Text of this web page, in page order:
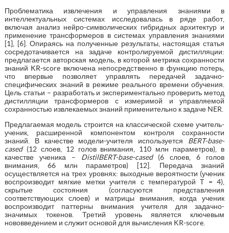
Проблематика извлечения и управления знаниями в
интеллектуальных системах исследовалась в ряде работ,
включая анализ нейро-символических гибридных архитектур и
применение трансформеров в системах управления знаниями
[1], [6]. Опираясь на полученные результаты, настоящая статья
сосредотачивается на задаче контролируемой дистилляции:
предлагается авторская модель, в которой метрика сохранности
знаний KR-score включена непосредственно в функцию потерь,
что впервые позволяет управлять передачей задачно-
специфических знаний в режиме реального времени обучения.
Цель статьи – разработать и экспериментально проверить метод
дистилляции трансформеров с измеримой и управляемой
сохранностью извлекаемых знаний применительно к задаче NER.
Предлагаемая модель строится на классической схеме учитель-
ученик, расширенной компонентом контроля сохранности
знаний. В качестве модели-учителя используется BERT-base-
cased(12 слоев, 12 голов внимания, 110 млн параметров), в
качестве ученика – DistilBERT-base-cased(6 слоев, 6 голов
внимания, 66 млн параметров) [12]. Передача знаний
осуществляется на трех уровнях: выходные вероятности (ученик
воспроизводит мягкие метки учителя с температурой T = 4),
скрытые состояния (согласуются представления
соответствующих слоев) и матрицы внимания, когда ученик
воспроизводит паттерны внимания учителя для задачно-
значимых токенов. Третий уровень является ключевым
нововведением и служит основой для вычисления KR-score.